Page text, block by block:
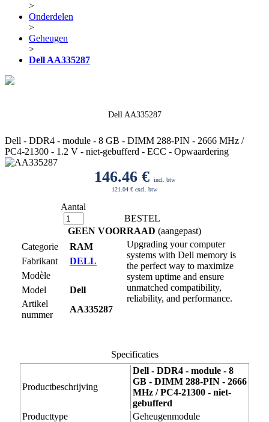
>
Onderdelen
>
Geheugen
>
Dell AA335287
Dell AA335287
Dell - DDR4 - module - 8 GB - DIMM 288-PIN - 2666 MHz /
PC4-21300 - 1.2 V - niet-gebufferd - ECC - Opwaardering
146.46 €
incl. btw
121.04 € excl. btw
Aantal
BESTEL
GEEN VOORRAAD (aangepast)
Categorie
RAM
Fabrikant
DELL
Modèle
Model
Dell
Artikel
nummer
AA335287
Upgrading your computer
systems with Dell memory is
the perfect way to maximize
system uptime and ensure
unmatched compatibility,
reliability, and performance.
Specificaties
Productbeschrijving
Dell - DDR4 - module - 8
GB - DIMM 288-PIN - 2666
MHz / PC4-21300 - niet-
gebufferd
Producttype
Geheugenmodule